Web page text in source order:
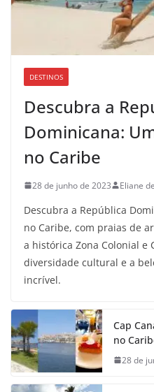
DESTINOS
Descubra a
Dominicana:
no Caribe
28 de junho de 2023 Eliane
Descubra a República
no Caribe, com praias de
a histórica Zona Colonial e
diversidade cultural e a
incrível.
Cap
no
28 de